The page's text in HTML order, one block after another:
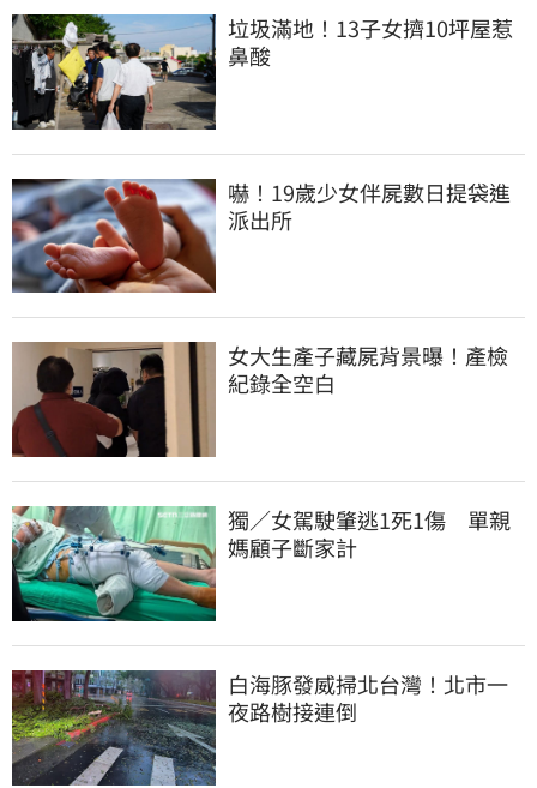
垃圾滿地！13子女擠10坪屋惹
鼻酸
嚇！19歲少女伴屍數日提袋進
派出所
女大生產子藏屍背景曝！產檢
紀錄全空白
獨／女駕駛肇逃1死1傷　單親
媽顧子斷家計
白海豚發威掃北台灣！北市一
夜路樹接連倒